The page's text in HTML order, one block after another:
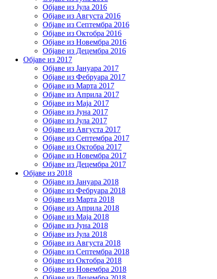
Објаве из Јула 2016
Објаве из Августа 2016
Објаве из Септембра 2016
Објаве из Октобра 2016
Објаве из Новембра 2016
Објаве из Децембра 2016
Објаве из 2017
Објаве из Јануара 2017
Објаве из Фебруара 2017
Објаве из Марта 2017
Објаве из Априла 2017
Објаве из Маја 2017
Објаве из Јуна 2017
Објаве из Јула 2017
Објаве из Августа 2017
Објаве из Септембра 2017
Објаве из Октобра 2017
Објаве из Новембра 2017
Објаве из Децембра 2017
Објаве из 2018
Објаве из Јануара 2018
Објаве из Фебруара 2018
Објаве из Марта 2018
Објаве из Априла 2018
Објаве из Маја 2018
Објаве из Јуна 2018
Објаве из Јула 2018
Објаве из Августа 2018
Објаве из Септембра 2018
Објаве из Октобра 2018
Објаве из Новембра 2018